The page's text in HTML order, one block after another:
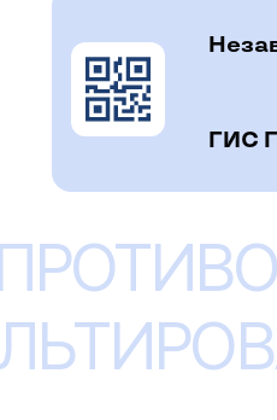
ГИС